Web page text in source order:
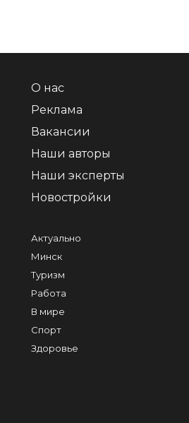
О нас
Реклама
Вакансии
Наши авторы
Наши эксперты
Новостройки
Актуально
Минск
Туризм
Работа
В мире
Спорт
Здоровье